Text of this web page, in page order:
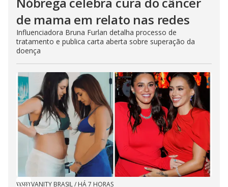
de mama em relato nas redes
Influenciadora Bruna Furlan detalha processo de
tratamento e publica carta aberta sobre superação da
doença
VANITY BRASIL/ HÁ 7 HORAS